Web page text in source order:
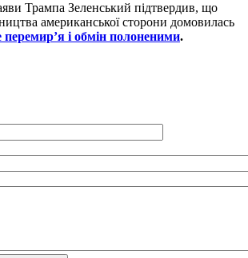
Трампа Зеленський підтвердив, що
американської сторони домовилась
перемир’я і обмін полоненими.